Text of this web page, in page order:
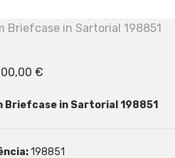
Briefcase in Sartorial 198851
€
Briefcase in Sartorial 198851
198851